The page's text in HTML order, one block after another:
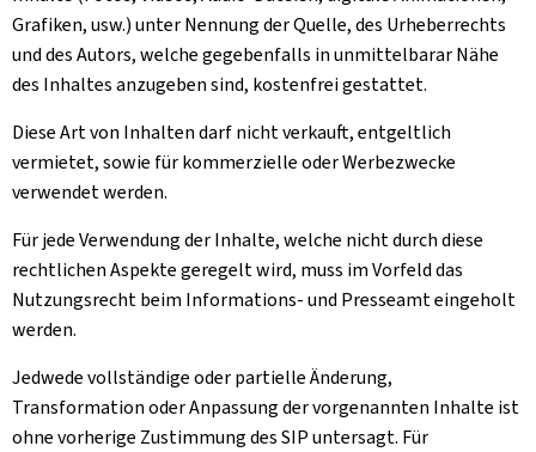
Grafiken, usw.) unter Nennung der Quelle, des Urheberrechts
und des Autors, welche gegebenfalls in unmittelbarar Nähe
des Inhaltes anzugeben sind, kostenfrei gestattet.
Diese Art von Inhalten darf nicht verkauft, entgeltlich
vermietet, sowie für kommerzielle oder Werbezwecke
verwendet werden.
Für jede Verwendung der Inhalte, welche nicht durch diese
rechtlichen Aspekte geregelt wird, muss im Vorfeld das
Nutzungsrecht beim Informations- und Presseamt eingeholt
werden.
Jedwede vollständige oder partielle Änderung,
Transformation oder Anpassung der vorgenannten Inhalte ist
ohne vorherige Zustimmung des SIP untersagt. Für